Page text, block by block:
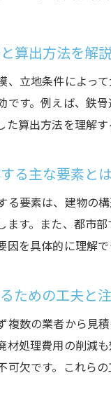
算出方法を解
、立地条件によっ
です。例えば、鉄
た算出方法を理解
る主な要素とは
る要素は、建物の
ます。また、都市
を具体的に理解で
ための工夫と
複数の業者から見
材処理費用の削減
可欠です。これら